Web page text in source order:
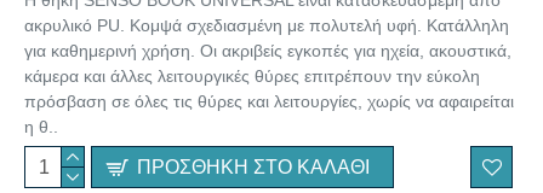
ακρυλικό PU. Κομψά σχεδιασμένη με πολυτελή υφή. Κατάλληλη
για καθημερινή χρήση. Οι ακριβείς εγκοπές για ηχεία, ακουστικά,
κάμερα και άλλες λειτουργικές θύρες επιτρέπουν την εύκολη
πρόσβαση σε όλες τις θύρες και λειτουργίες, χωρίς να αφαιρείται
η θ..
ΠΡΟΣΘΉΚΗ ΣΤΟ ΚΑΛΆΘΙ